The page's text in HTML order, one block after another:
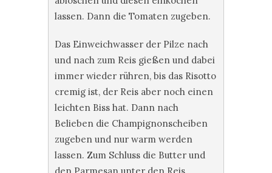
lassen. Dann die Tomaten zugeben.
Das Einweichwasser der Pilze nach
und nach zum Reis gießen und dabei
immer wieder rühren, bis das Risotto
cremig ist, der Reis aber noch einen
leichten Biss hat. Dann nach
Belieben die Champignonscheiben
zugeben und nur warm werden
lassen. Zum Schluss die Butter und